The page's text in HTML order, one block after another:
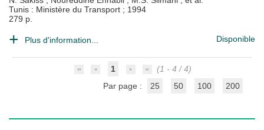
Tunis : Ministère du Transport ; 1994
279 p.
Plus d'information... Disponible
1
(1 - 4 / 4)
Par page :
25 50 100 200